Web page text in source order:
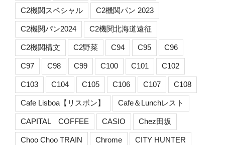
C2機関スペシャル C2機関パン 2023
C2機関パン2024 C2機関北海道遠征
C2機関構文 C2野菜 C94 C95 C96
C97 C98 C99 C100 C101 C102
C103 C104 C105 C106 C107 C108
Cafe Lisboa【リスボン】 Cafe＆Lunchレスト
CAPITAL COFFEE CASIO Chez田坂
Choo Choo TRAIN Chrome CITY HUNTER